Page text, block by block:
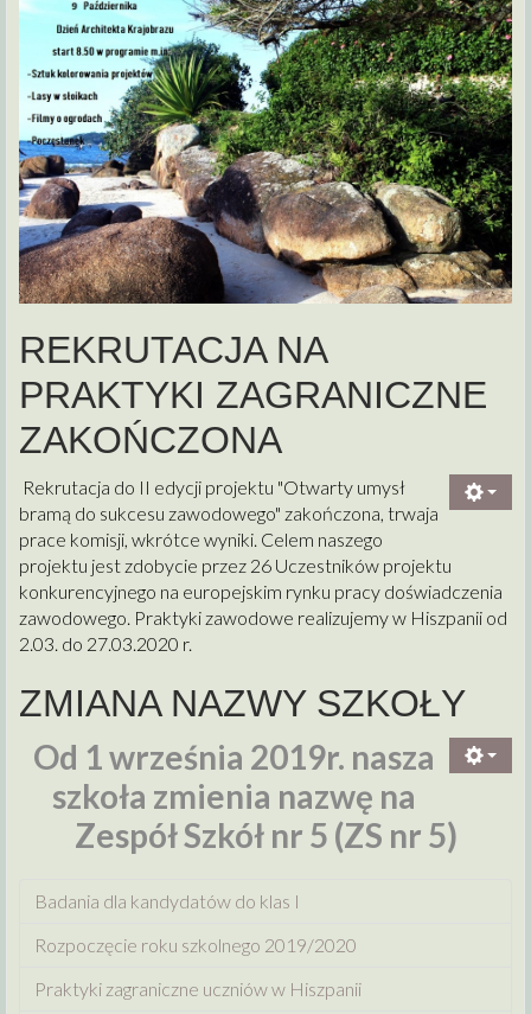
REKRUTACJA NA
PRAKTYKI ZAGRANICZNE
ZAKOŃCZONA
Rekrutacja do II edycji projektu "Otwarty umysł
bramą do sukcesu zawodowego" zakończona, trwaja
prace komisji, wkrótce wyniki. Celem naszego
projektu jest zdobycie przez 26 Uczestników projektu
konkurencyjnego na europejskim rynku pracy doświadczenia
zawodowego. Praktyki zawodowe realizujemy w Hiszpanii od
2.03. do 27.03.2020 r.
ZMIANA NAZWY SZKOŁY
Od 1 września 2019r. nasza
szkoła zmienia nazwę na
Zespół Szkół nr 5 (ZS nr 5)
Badania dla kandydatów do klas I
Rozpoczęcie roku szkolnego 2019/2020
Praktyki zagraniczne uczniów w Hiszpanii